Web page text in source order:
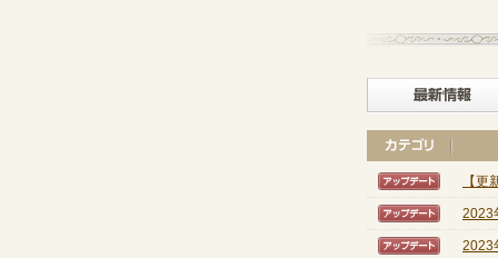
【ア
【
【ア
2023
【ア
2023